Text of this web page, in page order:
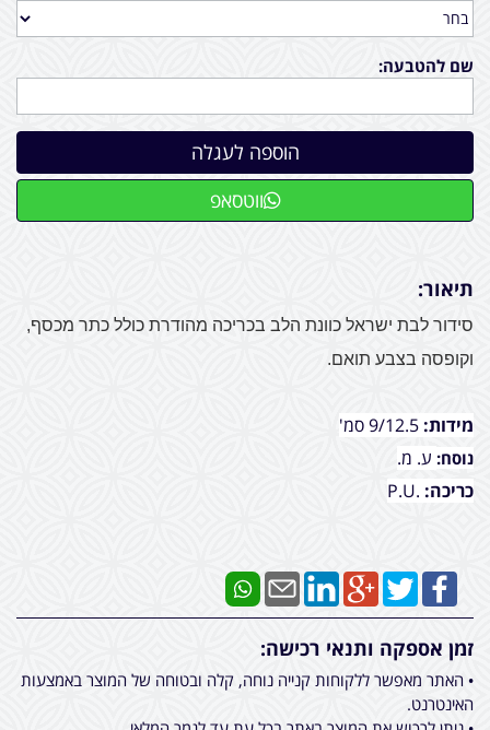
שם להטבעה:
ווטסאפ
תיאור:
סידור לבת ישראל כוונת הלב בכריכה מהודרת כולל כתר מכסף,
וקופסה בצבע תואם.
מידות:
נוסח: ע. מ.
כריכה: .P.U
זמן אספקה ותנאי רכישה:
• האתר מאפשר ללקוחות קנייה נוחה, קלה ובטוחה של המוצר באמצעות
האינטרנט.